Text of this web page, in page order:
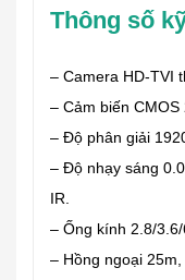
Thông số
– Camera HD-TVI
– Cảm biến CMOS
– Độ phân giải
– Độ nhạy sáng
IR.
– Ống kính 2.8/3.6/
– Hồng ngoại 25m,